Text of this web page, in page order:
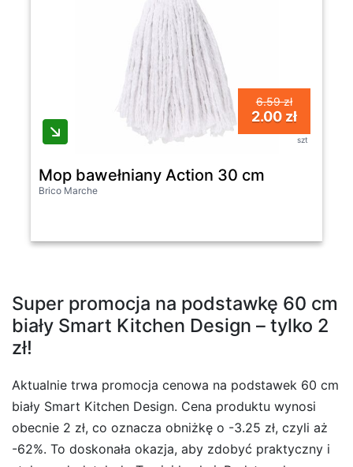
6.59 zł
2.00 zł
szt
Mop bawełniany Action 30 cm
Brico Marche
Super promocja na podstawkę 60 cm
biały Smart Kitchen Design – tylko 2
zł!
Aktualnie trwa promocja cenowa na podstawek 60 cm
biały Smart Kitchen Design. Cena produktu wynosi
obecnie 2 zł, co oznacza obniżkę o -3.25 zł, czyli aż
-62%. To doskonała okazja, aby zdobyć praktyczny i